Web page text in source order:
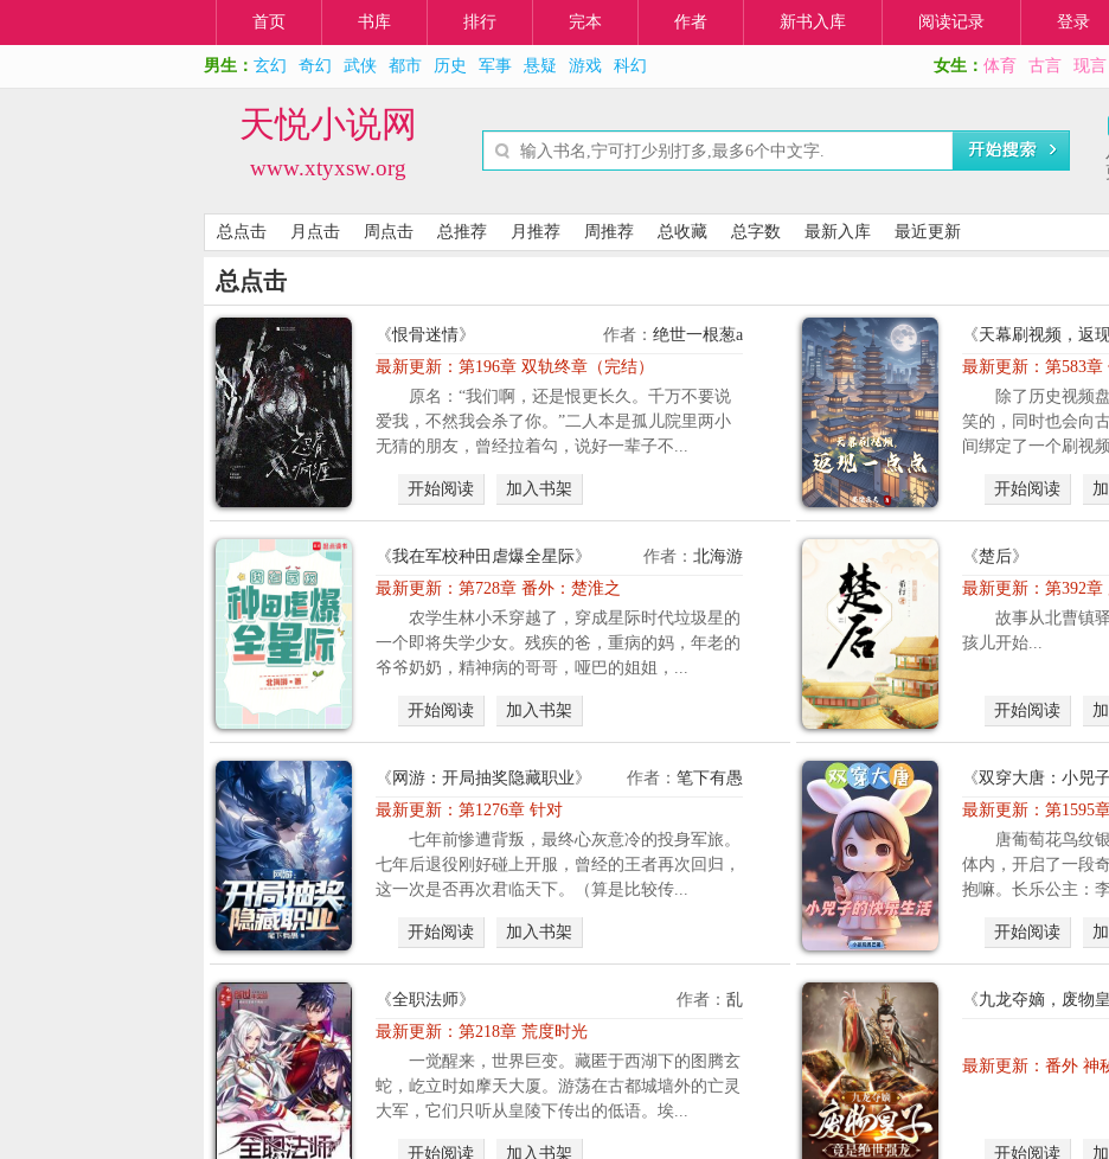
首页 书库 排行 完本 作者 新书入库 阅读记录 登录
男生： 玄幻 奇幻 武侠 都市 历史 军事 悬疑 游戏 科幻 女生： 体育 古言 现言
天悦小说网
www.xtyxsw.org
总点击 月点击 周点击 总推荐 月推荐 周推荐 总收藏 总字数 最新入库 最近更新
总点击
《恨骨迷情》 作者： 绝世一根葱a
最新更新： 第196章 双轨终章（完结）
原名：“我们啊，还是恨更长久。千万不要说
爱我，不然我会杀了你。”二人本是孤儿院里两小
无猜的朋友，曾经拉着勾，说好一辈子不...
开始阅读 加入书架
《天幕刷视频，返
最新更新： 第583章
除了历史视频
笑的，同时也会向
间绑定了一个刷视
开始阅读
《我在军校种田虐爆全星际》 作者： 北海游
最新更新： 第728章 番外：楚淮之
农学生林小禾穿越了，穿成星际时代垃圾星的
一个即将失学少女。残疾的爸，重病的妈，年老的
爷爷奶奶，精神病的哥哥，哑巴的姐姐，...
开始阅读 加入书架
《楚后》
最新更新： 第392章
故事从北曹镇
孩儿开始...
开始阅读
《 网游：开局抽奖隐藏职业》 作者： 笔下有愚
最新更新： 第1276章 针对
七年前惨遭背叛，最终心灰意冷的投身军旅。
七年后退役刚好碰上开服，曾经的王者再次回归，
这一次是否再次君临天下。（算是比较传...
开始阅读 加入书架
《双穿大唐：小兕
最新更新： 第1595
唐葡萄花鸟纹
体内，开启了一段
抱嘛。长乐公主：
开始阅读
《全职法师》 作者： 乱
最新更新： 第218章 荒度时光
一觉醒来，世界巨变。藏匿于西湖下的图腾玄
蛇，屹立时如摩天大厦。游荡在古都城墙外的亡灵
大军，它们只听从皇陵下传出的低语。埃...
开始阅读 加入书架
《九龙夺嫡，废物
最新更新： 番外 神
开始阅读